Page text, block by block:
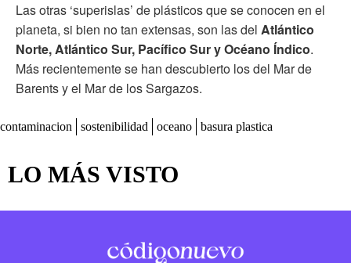
Las otras ‘superislas’ de plásticos que se conocen en el
planeta, si bien no tan extensas, son las del Atlántico
Norte, Atlántico Sur, Pacífico Sur y Océano Índico.
Más recientemente se han descubierto los del Mar de
Barents y el Mar de los Sargazos.
contaminacion sostenibilidad oceano basura plastica
LO MÁS VISTO